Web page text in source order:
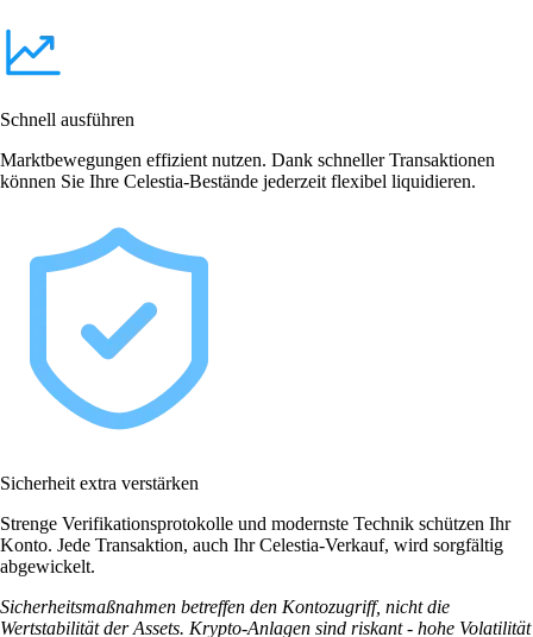
Schnell ausführen
Marktbewegungen effizient nutzen. Dank schneller Transaktionen
können Sie Ihre Celestia-Bestände jederzeit flexibel liquidieren.
Sicherheit extra verstärken
Strenge Verifikationsprotokolle und modernste Technik schützen Ihr
Konto. Jede Transaktion, auch Ihr Celestia-Verkauf, wird sorgfältig
abgewickelt.
Sicherheitsmaßnahmen betreffen den Kontozugriff, nicht die
Wertstabilität der Assets. Krypto-Anlagen sind riskant - hohe Volatilität